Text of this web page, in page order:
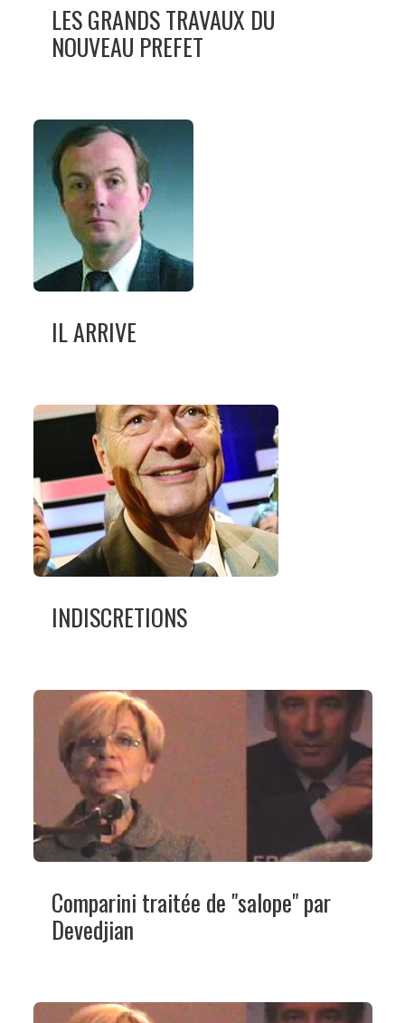
LES GRANDS TRAVAUX DU
NOUVEAU PREFET
IL ARRIVE
INDISCRETIONS
Comparini traitée de "salope" par
Devedjian